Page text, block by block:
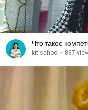
Что такое
kit.school • 837